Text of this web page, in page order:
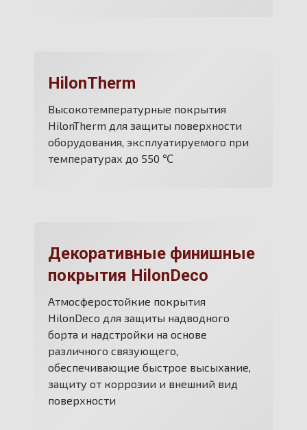
HilonTherm
Высокотемпературные покрытия
HilonTherm для защиты поверхности
оборудования, эксплуатируемого при
температурах до 550 ℃
Декоративные финишные
покрытия HilonDeco
Атмосферостойкие покрытия
HilonDeco для защиты надводного
борта и надстройки на основе
различного связующего,
обеспечивающие быстрое высыхание,
защиту от коррозии и внешний вид
поверхности